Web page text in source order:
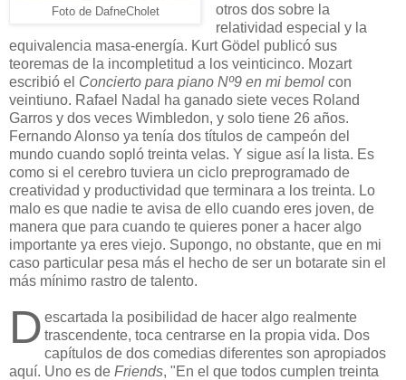
Foto de DafneCholet
otros dos sobre la
relatividad especial y la
equivalencia masa-energía. Kurt Gödel publicó sus
teoremas de la incompletitud a los veinticinco. Mozart
escribió el Concierto para piano Nº9 en mi bemol con
veintiuno. Rafael Nadal ha ganado siete veces Roland
Garros y dos veces Wimbledon, y solo tiene 26 años.
Fernando Alonso ya tenía dos títulos de campeón del
mundo cuando sopló treinta velas. Y sigue así la lista. Es
como si el cerebro tuviera un ciclo preprogramado de
creatividad y productividad que terminara a los treinta. Lo
malo es que nadie te avisa de ello cuando eres joven, de
manera que para cuando te quieres poner a hacer algo
importante ya eres viejo. Supongo, no obstante, que en mi
caso particular pesa más el hecho de ser un botarate sin el
más mínimo rastro de talento.
D escartada la posibilidad de hacer algo realmente
trascendente, toca centrarse en la propia vida. Dos
capítulos de dos comedias diferentes son apropiados
aquí. Uno es de Friends, "En el que todos cumplen treinta